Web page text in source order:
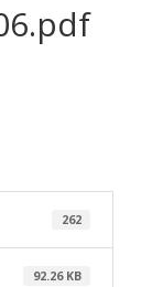
262
92.26 KB